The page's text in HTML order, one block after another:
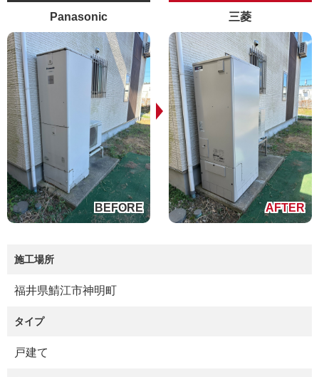
Panasonic 三菱
施工場所
福井県鯖江市神明町
タイプ
戸建て